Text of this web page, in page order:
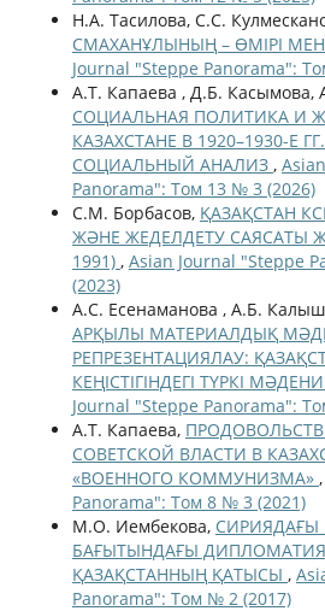
Н.А. Тасилова, С.С.
СМАХАНҰЛЫНЫҢ – ӨМІРІ
Journal "Steppe Panorama":
А.Т. Капаева , Д.Б. Касымова,
СОЦИАЛЬНАЯ ПОЛИТИКА И
КАЗАХСТАНЕ В 1920–1930-Е
СОЦИАЛЬНЫЙ АНАЛИЗ ,
Panorama": Том 13 № 3 (2026)
С.М. Борбасов, ҚАЗАҚСТАН
ЖӘНЕ ЖЕДЕЛДЕТУ САЯСАТЫ
1991) , Asian Journal "Steppe
(2023)
А.С. Есенаманова , А.Б.
АРҚЫЛЫ МАТЕРИАЛДЫҚ
РЕПРЕЗЕНТАЦИЯЛАУ:
КЕҢІСТІГІНДЕГІ ТҮРКІ
Journal "Steppe Panorama":
А.Т. Капаева,
СОВЕТСКОЙ ВЛАСТИ В
«ВОЕННОГО КОММУНИЗМА» ,
Panorama": Том 8 № 3 (2021)
М.О. Иембекова, СИРИЯДАҒЫ
БАҒЫТЫНДАҒЫ
ҚАЗАҚСТАННЫҢ ҚАТЫСЫ ,
Panorama": Том № 2 (2017)